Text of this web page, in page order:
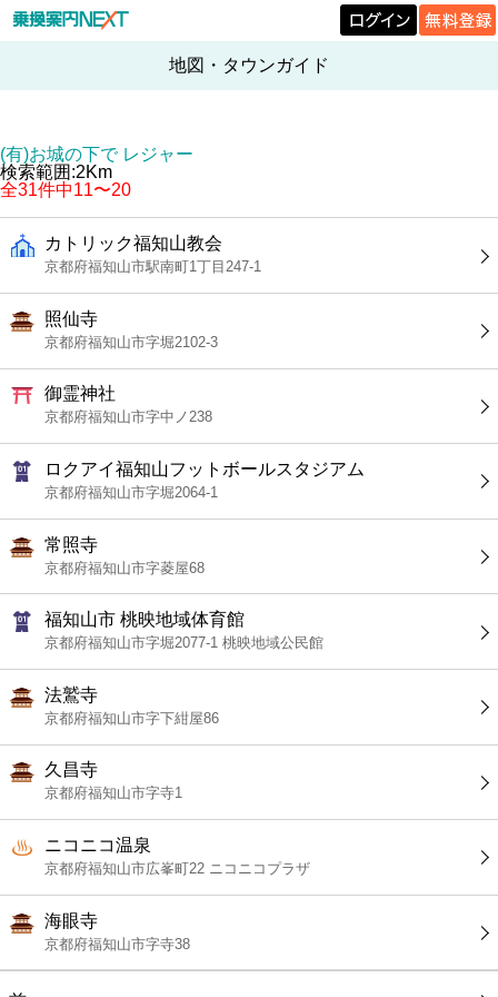
地図・タウンガイド
(有)お城の下で レジャー
検索範囲:2Km
全31件中11〜20
カトリック福知山教会
京都府福知山市駅南町1丁目247-1
照仙寺
京都府福知山市字堀2102-3
御霊神社
京都府福知山市字中ノ238
ロクアイ福知山フットボールスタジアム
京都府福知山市字堀2064-1
常照寺
京都府福知山市字菱屋68
福知山市 桃映地域体育館
京都府福知山市字堀2077-1 桃映地域公民館
法鷲寺
京都府福知山市字下紺屋86
久昌寺
京都府福知山市字寺1
ニコニコ温泉
京都府福知山市広峯町22 ニコニコプラザ
海眼寺
京都府福知山市字寺38